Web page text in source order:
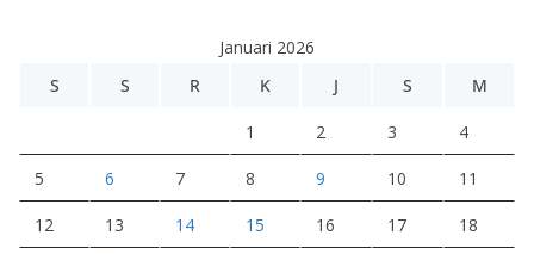
Januari 2026
S
S R K J S M
1 2 3 4
5 6 7 8 9 10 11
12 13 14 15 16 17 18